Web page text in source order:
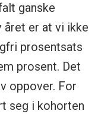
ganske
året er at vi ikke
prosentsats
prosent. Det
oppover. For
seg i kohorten